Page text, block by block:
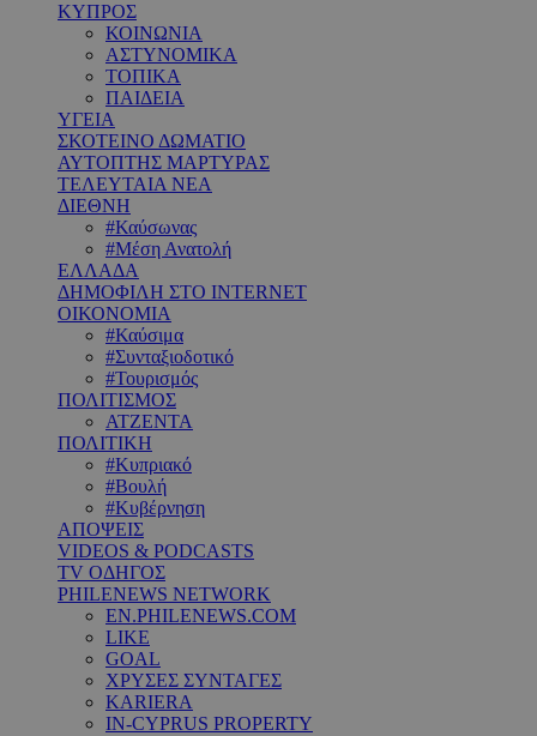
ΚΥΠΡΟΣ
ΚΟΙΝΩΝΙΑ
ΑΣΤΥΝΟΜΙΚΑ
ΤΟΠΙΚΑ
ΠΑΙΔΕΙΑ
ΥΓΕΙΑ
ΣΚΟΤΕΙΝΟ ΔΩΜΑΤΙΟ
ΑΥΤΟΠΤΗΣ ΜΑΡΤΥΡΑΣ
ΤΕΛΕΥΤΑΙΑ ΝΕΑ
ΔΙΕΘΝΗ
#Καύσωνας
#Μέση Ανατολή
ΕΛΛΑΔΑ
ΔΗΜΟΦΙΛΗ ΣΤΟ INTERNET
ΟΙΚΟΝΟΜΙΑ
#Καύσιμα
#Συνταξιοδοτικό
#Τουρισμός
ΠΟΛΙΤΙΣΜΟΣ
ΑΤΖΕΝΤΑ
ΠΟΛΙΤΙΚΗ
#Κυπριακό
#Βουλή
#Κυβέρνηση
ΑΠΟΨΕΙΣ
VIDEOS & PODCASTS
TV ΟΔΗΓΟΣ
PHILENEWS NETWORK
EN.PHILENEWS.COM
LIKE
GOAL
ΧΡΥΣΕΣ ΣΥΝΤΑΓΕΣ
KARIERA
IN-CYPRUS PROPERTY